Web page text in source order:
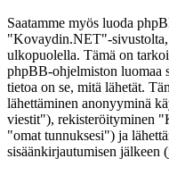
Saatamme myös luoda
"Kovaydin.NET"-sivustolta,
ulkopuolella. Tämä on
phpBB-ohjelmiston luomaa
tietoa on se, mitä lähetät.
lähettäminen anonyyminä
viestit"), rekisteröityminen
"omat tunnuksesi") ja
sisäänkirjautumisen jälkeen